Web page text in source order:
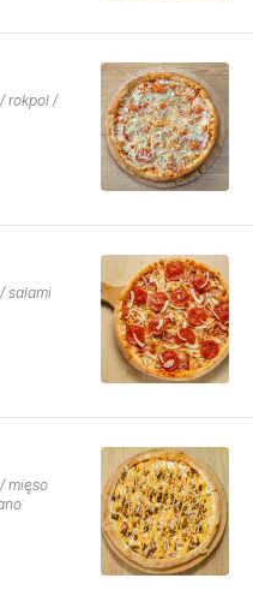
rokpol /
salami
mięso